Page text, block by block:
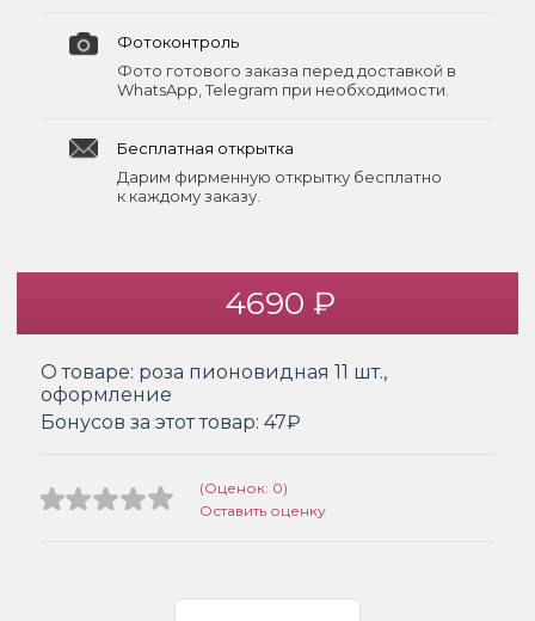
Фотоконтроль
Фото готового заказа перед доставкой в
WhatsApp, Telegram при необходимости.
Бесплатная открытка
Дарим фирменную открытку бесплатно
к каждому заказу.
4690 ₽
О товаре: роза пионовидная 11 шт.,
оформление
Бонусов за этот товар: 47₽
(Оценок: 0)
Оставить оценку